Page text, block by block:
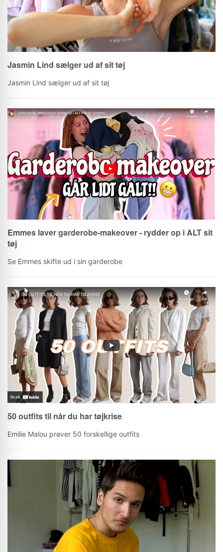
Jasmin Lind sælger ud af sit tøj
Jasmin Lind sælger ud af sit tøj
Emmes laver garderobe-makeover - rydder op i ALT sit
tøj
Se Emmes skifte ud i sin garderobe
50 outfits til når du har tøjkrise
Emilie Malou prøver 50 forskellige outfits